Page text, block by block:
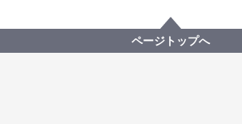
ページトップへ